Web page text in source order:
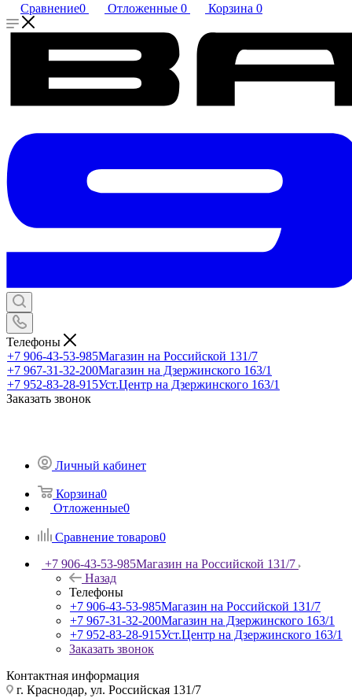
Сравнение0 Отложенные 0 Корзина 0
Телефоны
+7 906-43-53-985Магазин на Российской 131/7
+7 967-31-32-200Магазин на Дзержинского 163/1
+7 952-83-28-915Уст.Центр на Дзержинского 163/1
Заказать звонок
Личный кабинет
Корзина0
Отложенные0
Сравнение товаров0
+7 906-43-53-985Магазин на Российской 131/7
Назад
Телефоны
+7 906-43-53-985Магазин на Российской 131/7
+7 967-31-32-200Магазин на Дзержинского 163/1
+7 952-83-28-915Уст.Центр на Дзержинского 163/1
Заказать звонок
Контактная информация
г. Краснодар, ул. Российская 131/7